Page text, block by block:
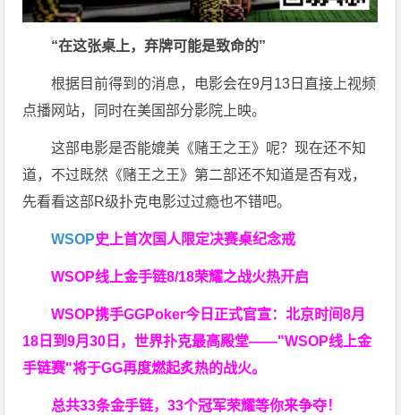
“在这张桌上，弃牌可能是致命的”
根据目前得到的消息，电影会在9月13日直接上视频
点播网站，同时在美国部分影院上映。
这部电影是否能媲美《赌王之王》呢？现在还不知
道，不过既然《赌王之王》第二部还不知道是否有戏，
先看看这部R级扑克电影过过瘾也不错吧。
WSOP史上首次国人限定决赛桌纪念戒
WSOP线上金手链8/18荣耀之战火热开启
WSOP携手GGPoker今日正式官宣：北京时间8月
18日到9月30日，世界扑克最高殿堂——"WSOP线上金
手链赛"将于GG再度燃起炙热的战火。
总共33条金手链，33个冠军荣耀等你来争夺！